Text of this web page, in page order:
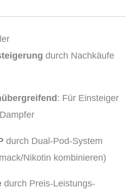
durch Nachkäufe
: Für Einsteiger
durch Dual-Pod-System
Nikotin kombinieren)
durch Preis-Leistungs-